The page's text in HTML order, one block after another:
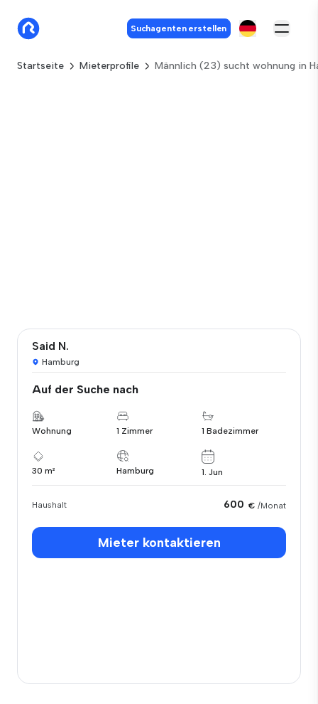
Suchagenten erstellen
Startseite Mieterprofile Männlich (23) sucht wohnung in
Said N.
Hamburg
Auf der Suche nach
Wohnung 1 Zimmer 1 Badezimmer
30 m² Hamburg 1. Jun
Haushalt 600 € /Monat
Mieter kontaktieren